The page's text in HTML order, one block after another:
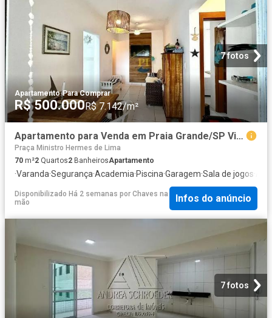
7 fotos
Apartamento·Para Comprar
R$ 500.000R$ 7.142/m²
Apartamento para Venda em Praia Grande/SP Vilamar 2 Quartos
Praça Ministro Hermes de Lima
70 m²2 Quartos2 BanheirosApartamento
·Varanda·Segurança·Academia·Piscina·Garagem·Sala de jogos
Disponibilizado Há 2 semanas por Chaves na
mão
Infos do anúncio
7 fotos